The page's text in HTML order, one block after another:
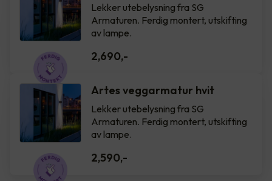
Lekker utebelysning fra SG
Armaturen. Ferdig montert, utskifting
av lampe.
2,690,-
Artes veggarmatur hvit
Lekker utebelysning fra SG
Armaturen. Ferdig montert, utskifting
av lampe.
2,590,-